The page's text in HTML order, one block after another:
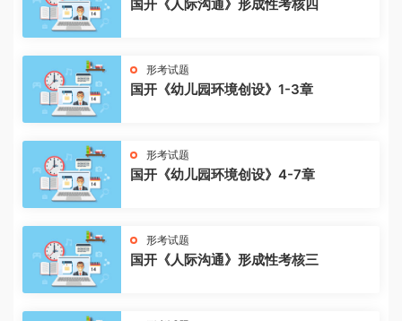
国开《人际沟通》形成性考核四
形考试题
国开《幼儿园环境创设》1-3章
形考试题
国开《幼儿园环境创设》4-7章
形考试题
国开《人际沟通》形成性考核三